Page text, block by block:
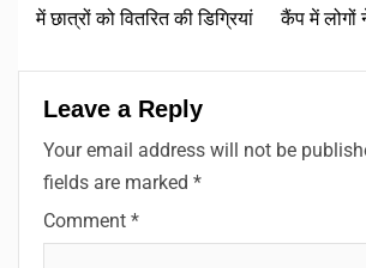
में छात्रों को वितरित की डिग्रियां
कैंप में लोगों
Leave a Reply
Your email address will not be
fields are marked *
Comment *